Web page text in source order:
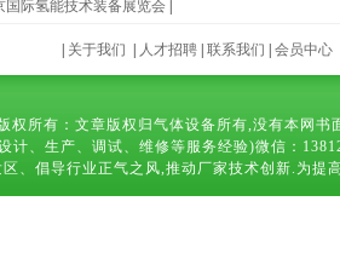
国际氢能技术装备展览会
关于我们 人才招聘 联系我们 会员中心
权所有：文章版权归气体设备所有,没有本网
计、生产、调试、维修等服务经验)微信：
、倡导行业正气之风,推动厂家技术创新.为提